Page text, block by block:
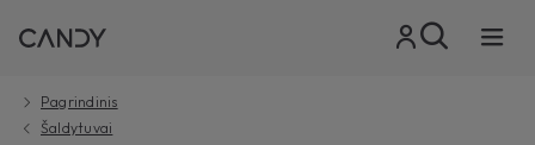
Pagrindinis
Šaldytuvai